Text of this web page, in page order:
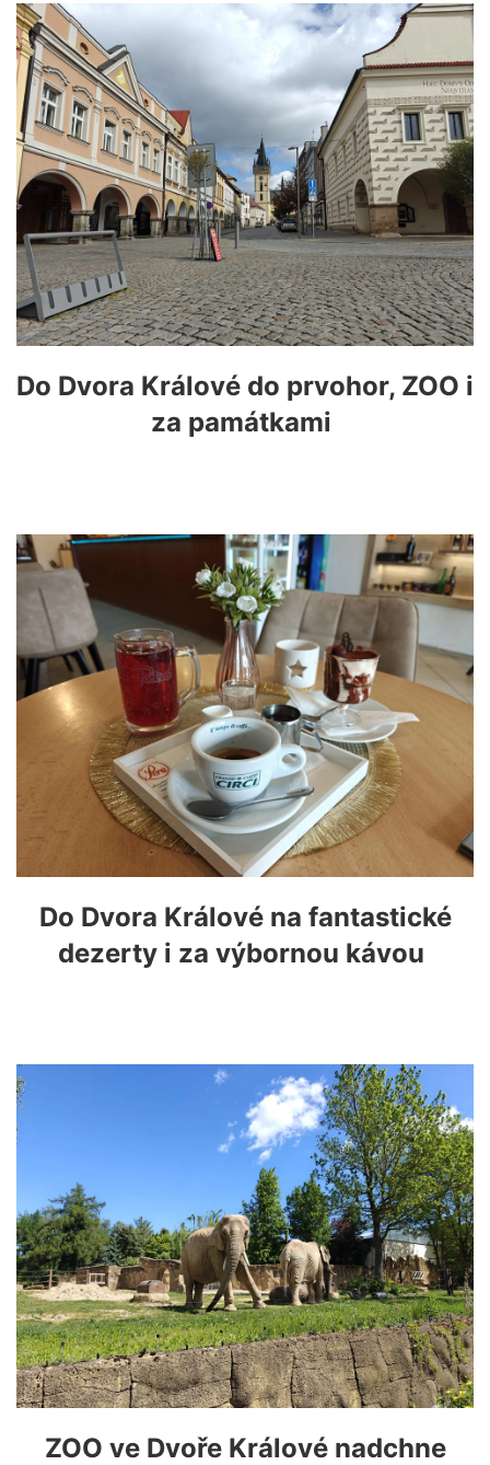
Do Dvora Králové do prvohor, ZOO i
za památkami
Do Dvora Králové na fantastické
dezerty i za výbornou kávou
ZOO ve Dvoře Králové nadchne